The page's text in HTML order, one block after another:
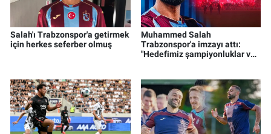
Salah'ı Trabzonspor'a getirmek
için herkes seferber olmuş
Muhammed Salah
Trabzonspor'a imzayı attı:
"Hedefimiz şampiyonluklar ve